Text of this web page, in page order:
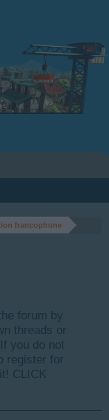
francophone
forum by
threads or
you do not
register for
CLICK